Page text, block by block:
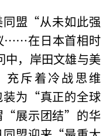
同盟“从未如此强
……在日本首相时
中，岸田文雄与美
充斥着冷战思维
为“真正的全球
“展示团结”的华